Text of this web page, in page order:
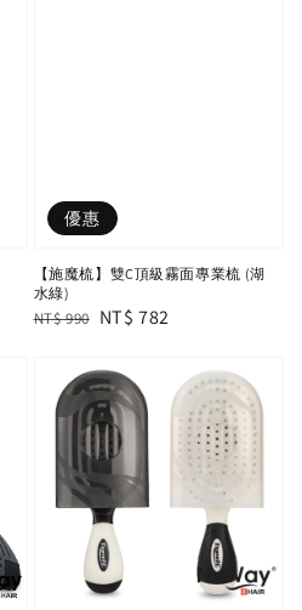
優惠
【施魔梳】雙C頂級霧面專業梳 (湖
水綠)
Regular
NT$ 990 Sale
NT$ 782